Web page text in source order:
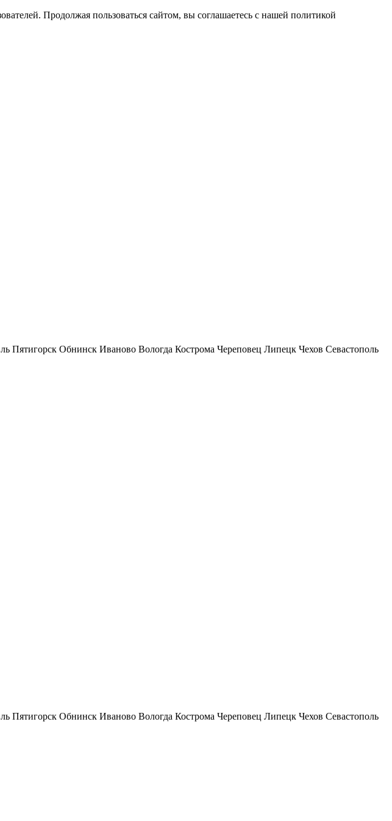
Продолжая пользоваться сайтом, вы соглашаетесь с нашей политикой
Пятигорск Обнинск Иваново Вологда Кострома Череповец Липецк Чехов Севастополь
Пятигорск Обнинск Иваново Вологда Кострома Череповец Липецк Чехов Севастополь